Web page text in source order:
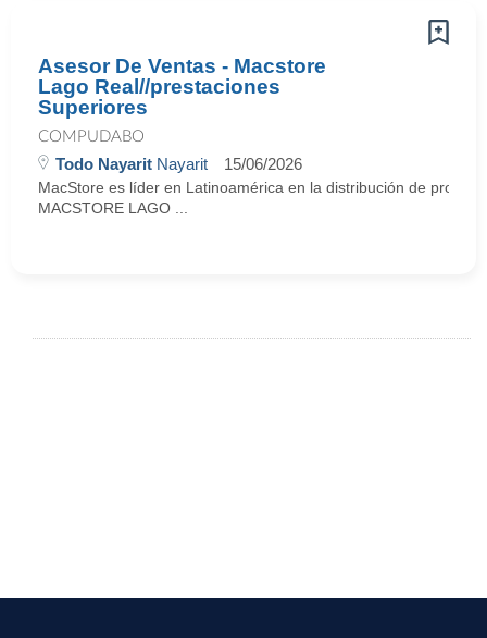
Asesor De Ventas - Macstore
Lago Real//prestaciones
Superiores
COMPUDABO
Todo Nayarit Nayarit 15/06/2026
MacStore es líder en Latinoamérica en la distribución de
MACSTORE LAGO ...